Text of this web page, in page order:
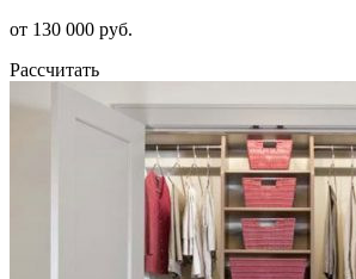
от 130 000 руб.
Рассчитать